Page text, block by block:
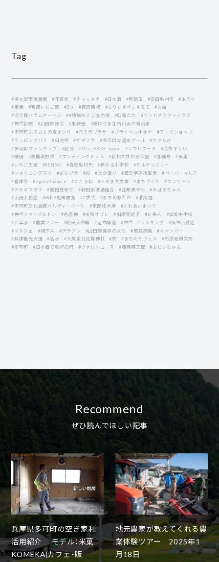
Tag
#滞在型市民農園 #年賀状 #チャッタナ #日本酒 #黒葫玉 #安田製材所
#米作り
#定食
#箸荷いちご園 #3ix #農研機構 #ふりぃすぺぇすモモ
#お当
#切り株バウムクーヘン
##地域おこし協力隊 #広報たか
#ランドグラフィックス
#神戸新聞
#山田錦部会 #東安田
#東はりま加古川水の新百景
#多可町ふるさとの夏まつり
#八千代プラザ #ブライベンオオヤ
#ワークショップ
#ラッピングバス
#日光寺 #サギソウ #多可町立温水プール
#やすらぎ
#多可町ファンクラブ
#就任 #Miss SAKE Japan #ソウルフード
#金魚すくい
#棚田
#無農薬野菜 #エンディングドレス #新松か井の水公園 #加美鳥
#米菓
#いちご工舎
#SENSAI #森安製材所 #夢みる小学校
#グルテンフリー
#フォトコンテスト
#まちプラ #桜 #たか結び #産官学連携事業
#ペーパーマルチ
#倉庫市
#egaon!naaare #こころね #へそまち文庫 #まちづくり
#コンサート
#アサギマダラ
#黒田庄和牛 #秋田県酒造組合 #加都良神社
#おばあちゃん
#太田工務店
#WEB絵画展覧 #Z世代 #まちの駅たか
#北播磨
#多可町文化会館ベルディーホール
#京都橘大学
#ふれあいまつり
#神戸ファーブルトン
#岩座神 #米粉サブレ #加藤登紀子 #お祷人
#加美中学校
#百年水
#農業ツアー #純米大吟醸 #足立醸造 #神戸 #ランキング
#阪神百貨店
#マルシェ
#親子丼 #アラジン #山田錦発祥のまち #商品開発
#キャンパー
#兵庫観光百選
#名水 #大歳金刀比羅神社 #祭 #まちたかフェス
#杉原紙研究所
#多可町
#日本酒で乾杯の町 #ヴァルトコース #藤岡啓志郎 #おじいちゃん
Recommend
ぜひ読んでほしい記事
兵庫県多可町の空き家利
活用紹介 モデル：米菓
KOMEKA(カフェ・販
地元農家が教えてくれる農
業体験ツアー 2025年1
月18日